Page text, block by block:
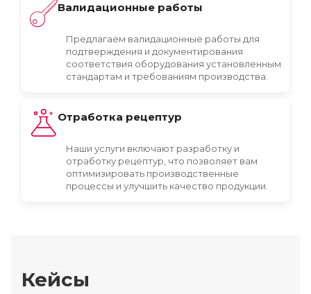
Валидационные работы
Предлагаем валидационные работы для
подтверждения и документирования
соответствия оборудования установленным
стандартам и требованиям производства.
Отработка рецептур
Наши услуги включают разработку и
отработку рецептур, что позволяет вам
оптимизировать производственные
процессы и улучшить качество продукции.
Кейсы